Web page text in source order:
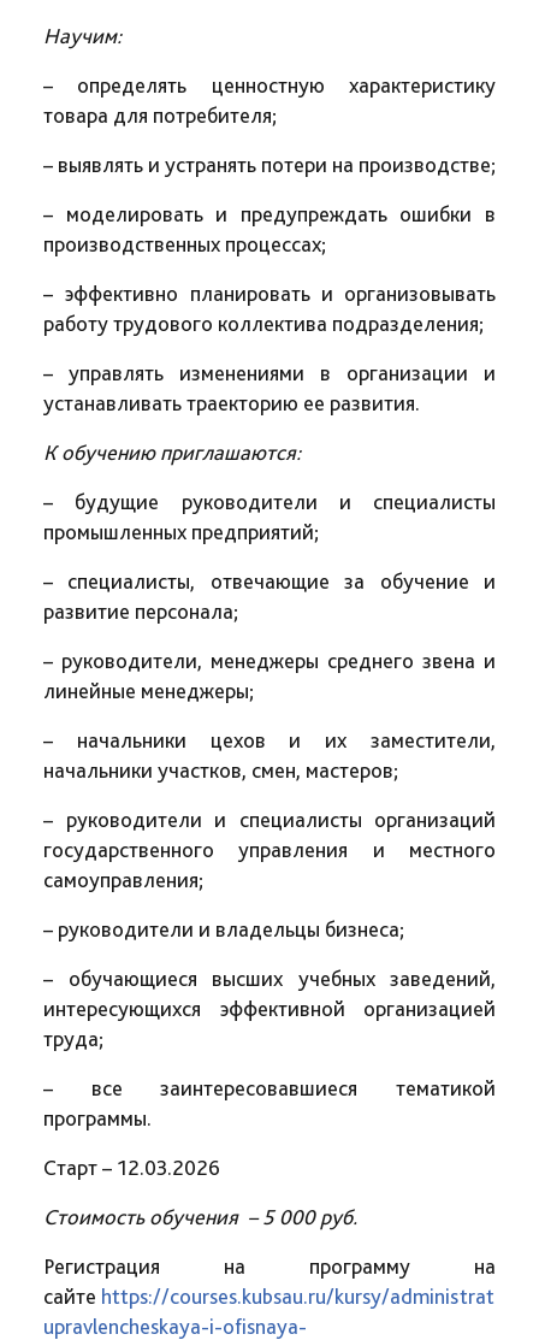
Научим:
– определять ценностную характеристику
товара для потребителя;
– выявлять и устранять потери на производстве;
– моделировать и предупреждать ошибки в
производственных процессах;
– эффективно планировать и организовывать
работу трудового коллектива подразделения;
– управлять изменениями в организации и
устанавливать траекторию ее развития.
К обучению приглашаются:
– будущие руководители и специалисты
промышленных предприятий;
– специалисты, отвечающие за обучение и
развитие персонала;
– руководители, менеджеры среднего звена и
линейные менеджеры;
– начальники цехов и их заместители,
начальники участков, смен, мастеров;
– руководители и специалисты организаций
государственного управления и местного
самоуправления;
– руководители и владельцы бизнеса;
– обучающиеся высших учебных заведений,
интересующихся эффективной организацией
труда;
– все заинтересовавшиеся тематикой
программы.
Старт – 12.03.2026
Стоимость обучения – 5 000 руб.
Регистрация на программу на
сайте https://courses.kubsau.ru/kursy/
upravlencheskaya-i-ofisnaya-